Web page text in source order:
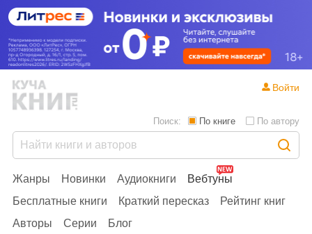
Жанры Новинки Аудиокниги
Вебтуны
Бесплатные книги
Краткий пересказ
Рейтинг книг
Авторы
Серии Блог
Поиск: По книге По автору
Войти